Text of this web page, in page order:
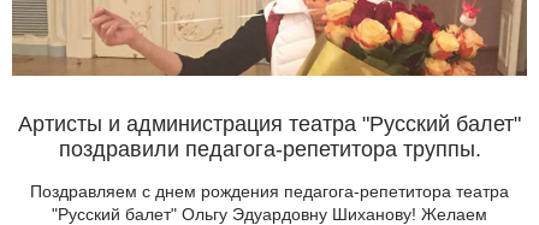
Артисты и администрация театра "Русский балет"
поздравили педагога-репетитора труппы.
Поздравляем с днем рождения педагога-репетитора театра
"Русский балет" Ольгу Эдуардовну Шиханову! Желаем